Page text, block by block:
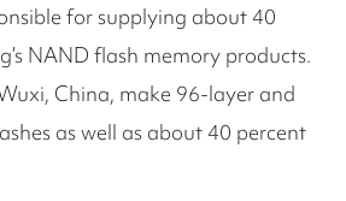
for supplying about 40
NAND flash memory products.
China, make 96-layer and
as well as about 40 percent